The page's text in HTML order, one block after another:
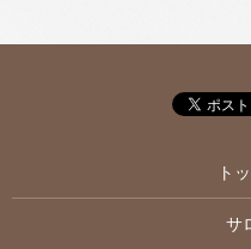
ト
サ